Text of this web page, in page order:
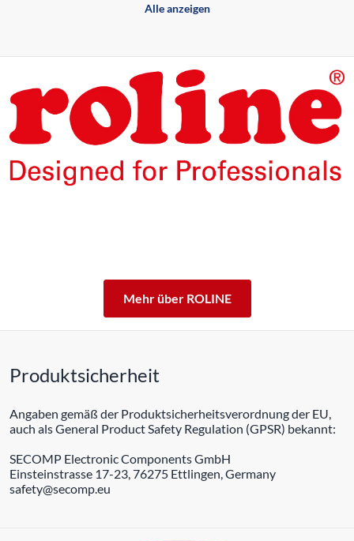
Alle anzeigen
Mehr über ROLINE
Produktsicherheit
Angaben gemäß der Produktsicherheitsverordnung der EU,
auch als General Product Safety Regulation (GPSR) bekannt:
SECOMP Electronic Components GmbH
Einsteinstrasse 17-23, 76275 Ettlingen, Germany
safety@secomp.eu